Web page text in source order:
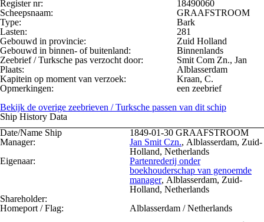
Register nr:
18490060
Scheepsnaam:
GRAAFSTROOM
Type:
Bark
Lasten:
281
Gebouwd in provincie:
Zuid Holland
Gebouwd in binnen- of buitenland:
Binnenlands
Zeebrief / Turksche pas verzocht door:
Smit Com Zn., Jan
Plaats:
Alblasserdam
Kapitein op moment van verzoek:
Kraan, C.
Opmerkingen:
een zeebrief
Bekijk de overige zeebrieven / Turksche passen van dit schip
Ship History Data
Date/Name Ship
1849-01-30 GRAAFSTROOM
Manager:
Jan Smit Czn., Alblasserdam, Zuid-
Holland, Netherlands
Eigenaar:
Partenrederij onder
boekhouderschap van genoemde
manager, Alblasserdam, Zuid-
Holland, Netherlands
Shareholder:
Homeport / Flag:
Alblasserdam / Netherlands